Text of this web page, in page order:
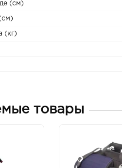
(см)
(кг)
товары